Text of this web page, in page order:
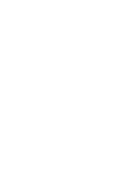
électriques, il
stockage
20 millions de
voiture solaires
2,67 milliards